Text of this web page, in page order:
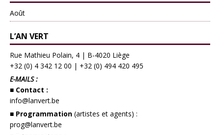
Août
L’AN VERT
Rue Mathieu Polain, 4 | B-4020 Liège
+32 (0) 4 342 12 00 | +32 (0) 494 420 495
E-MAILS :
■ Contact :
info@lanvert.be
■ Programmation (artistes et agents) :
prog@lanvert.be